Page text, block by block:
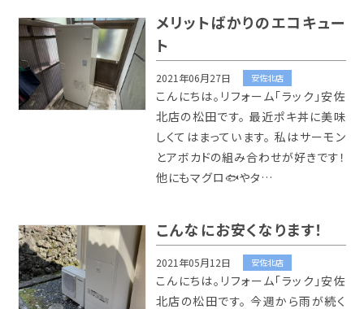
メリットばかりのエコキュー
ト
2021年06月27日 安佐北店
こんにちは。リフォーム「ラック」安佐
北店の松田です。 最近ポキ丼に美味
しくてはまっています。 私はサーモン
とアボカドの組み合わせが好きです！
他にもマグロ🐟やタ…
こんなにお安くなります！
2021年05月12日 安佐北店
こんにちは。リフォーム「ラック」安佐
北店の松田です。 今週から雨が続く